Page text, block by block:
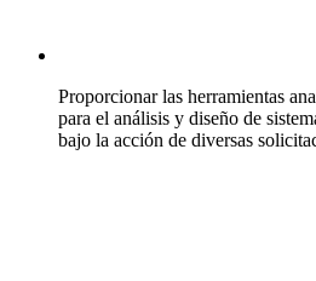
Proporcionar las herramientas
para el análisis y diseño de
bajo la acción de diversas